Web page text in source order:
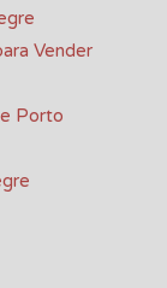
Vender
Porto